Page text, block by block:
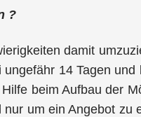
?
damit
14 Tagen
beim Aufbau der
um ein Angebot zu